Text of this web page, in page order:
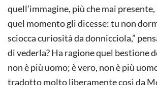
quell’immagine, più che mai presente,
quel momento gli dicesse: tu non
sciocca curiosità da donnicciola,”
di vederla? Ha ragione quel bestione
non è più uomo; è vero, non è più
tradotto molto liberamente così da